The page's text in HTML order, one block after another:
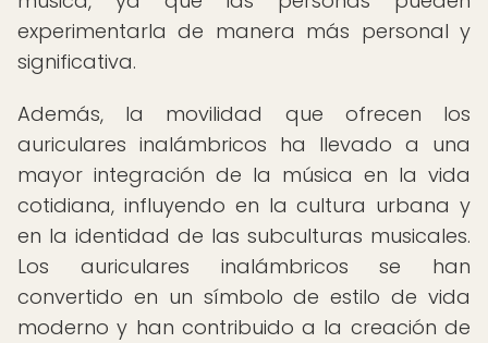
experimentarla de manera más personal y
significativa.
Además, la movilidad que ofrecen los
auriculares inalámbricos ha llevado a una
mayor integración de la música en la vida
cotidiana, influyendo en la cultura urbana y
en la identidad de las subculturas musicales.
Los auriculares inalámbricos se han
convertido en un símbolo de estilo de vida
moderno y han contribuido a la creación de